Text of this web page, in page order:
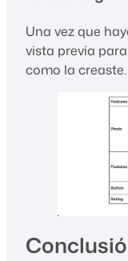
Una vez que
vista previa
como la creaste.